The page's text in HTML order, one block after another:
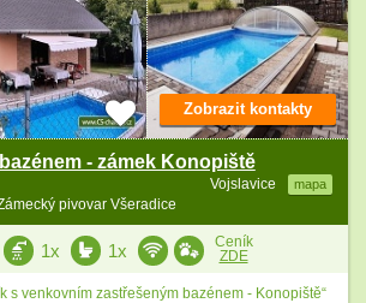
- zámek Konopiště
Vojslavice mapa
pivovar Všeradice
Zobrazit kontakty
1x 1x
Ceník
ZDE
s venkovním zastřešeným bazénem - Konopiště“